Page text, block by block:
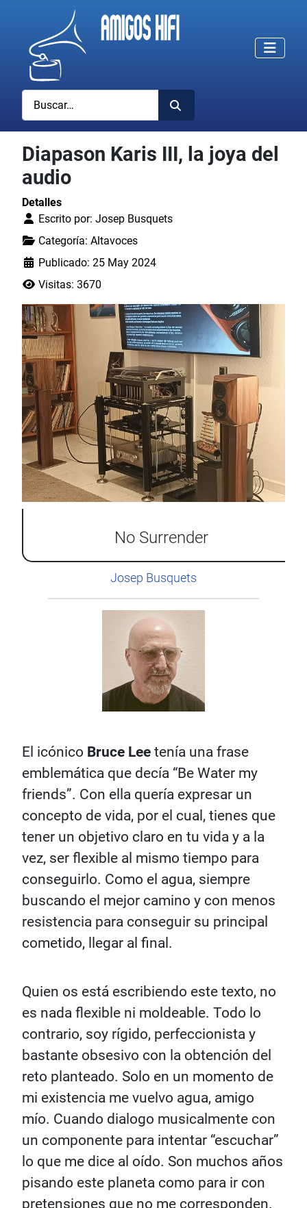
Buscar
Diapason Karis III, la joya del
audio
Detalles
Escrito por: Josep Busquets
Categoría: Altavoces
Publicado: 25 May 2024
Visitas: 3670
No Surrender
Josep Busquets
El icónico Bruce Lee tenía una frase
emblemática que decía “Be Water my
friends”. Con ella quería expresar un
concepto de vida, por el cual, tienes que
tener un objetivo claro en tu vida y a la
vez, ser flexible al mismo tiempo para
conseguirlo. Como el agua, siempre
buscando el mejor camino y con menos
resistencia para conseguir su principal
cometido, llegar al final.
Quien os está escribiendo este texto, no
es nada flexible ni moldeable. Todo lo
contrario, soy rígido, perfeccionista y
bastante obsesivo con la obtención del
reto planteado. Solo en un momento de
mi existencia me vuelvo agua, amigo
mío. Cuando dialogo musicalmente con
un componente para intentar “escuchar”
lo que me dice al oído. Son muchos años
pisando este planeta como para ir con
pretensiones que no me corresponden.